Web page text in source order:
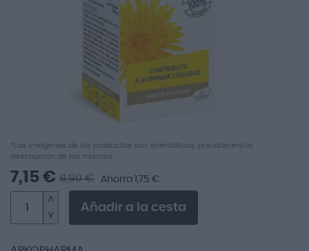
Saltar
al
comienzo
de
galería
de
*Las imágenes de los productos son orientativas, prevalecerá la
descripción de los mismos.
7,15 € 8,90 € Ahorra 1,75 €
Añadir a la cesta